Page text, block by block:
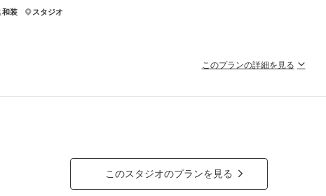
ラン内容
挙式 家族と撮影
和装 スタジオ
このプランの詳細を見る
を飛ばしたり、紙風船を放ってみたり 笑顔いっぱいの和装フォトを
新婦衣装1着 新郎衣装1着
このスタジオのプランを見る